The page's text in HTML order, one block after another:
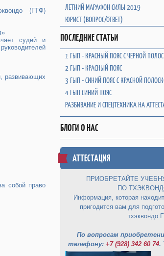
(ГТФ)
судей и
развивающих
собой право
ЛЕТНИЙ МАРАФОН СИЛЫ 2019
ЮРИСТ (ВОПРОС/ОТВЕТ)
ПОСЛЕДНИЕ СТАТЬИ
1 ГЫП - КРАСНЫЙ ПОЯС С ЧЕРНОЙ
2 ГЫП - КРАСНЫЙ ПОЯС
3 ГЫП - СИНИЙ ПОЯС С КРАСНОЙ
4 ГЫП СИНИЙ ПОЯС
РАЗБИВАНИЕ И СПЕЦТЕХНИКА НА
БЛОГИ О НАС
АТТЕСТАЦИЯ
ПРИОБРЕТАЙТЕ
ПО
Информация, которая
пригодится вам для
тхэквондо
По вопросам
телефону: +7 (928) 342 60 74.